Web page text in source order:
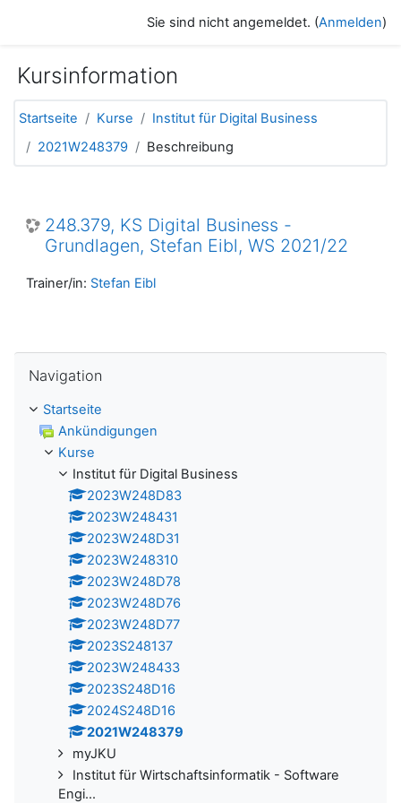
Sie sind nicht angemeldet. (Anmelden)
Kursinformation
Startseite Kurse
Institut für Digital Business
2021W248379
Beschreibung
248.379, KS Digital Business -
Grundlagen, Stefan Eibl, WS 2021/22
Trainer/in: Stefan Eibl
Navigation
Startseite
Ankündigungen
Kurse
Institut für Digital Business
2023W248D83
2023W248431
2023W248D31
2023W248310
2023W248D78
2023W248D76
2023W248D77
2023S248137
2023W248433
2023S248D16
2024S248D16
2021W248379
myJKU
Institut für Wirtschaftsinformatik - Software
Engi...